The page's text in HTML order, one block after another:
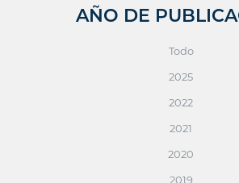
AÑO DE
Todo
2025
2022
2021
2020
2019